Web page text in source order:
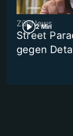
2 Min
ZüriNews
Street
gegen